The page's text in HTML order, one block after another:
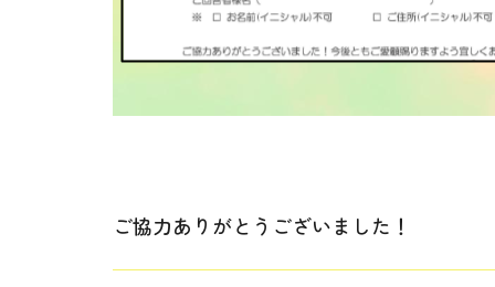
ご協力ありがとうございました！